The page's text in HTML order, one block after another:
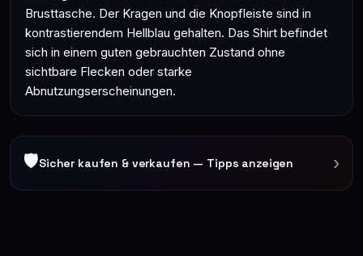
Brusttasche. Der Kragen und die Knopfleiste sind in
kontrastierendem Hellblau gehalten. Das Shirt befindet
sich in einem guten gebrauchten Zustand ohne
sichtbare Flecken oder starke
Abnutzungserscheinungen.
🛡Sicher kaufen & verkaufen — Tipps anzeigen ›